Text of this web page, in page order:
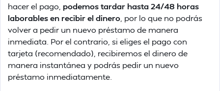
hacer el pago, podemos tardar hasta 24/48 horas
laborables en recibir el dinero , por lo que no podrás
volver a pedir un nuevo préstamo de manera
inmediata. Por el contrario, si eliges el pago con
tarjeta (recomendado), recibiremos el dinero de
manera instantánea y podrás pedir un nuevo
préstamo inmediatamente.